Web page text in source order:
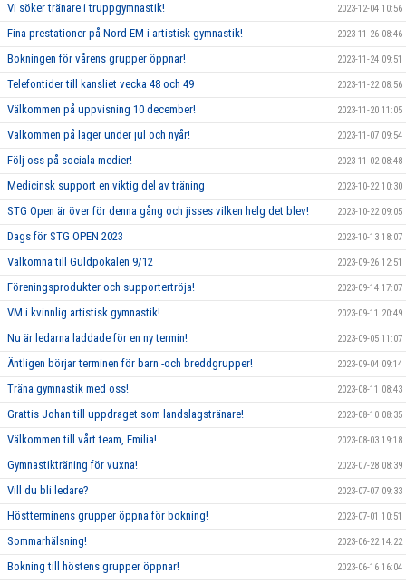
Vi söker tränare i truppgymnastik! 2023-12-04 10:56
Fina prestationer på Nord-EM i artistisk gymnastik! 2023-11-26 08:46
Bokningen för vårens grupper öppnar! 2023-11-24 09:51
Telefontider till kansliet vecka 48 och 49 2023-11-22 08:56
Välkommen på uppvisning 10 december! 2023-11-20 11:05
Välkommen på läger under jul och nyår! 2023-11-07 09:54
Följ oss på sociala medier! 2023-11-02 08:48
Medicinsk support en viktig del av träning 2023-10-22 10:30
STG Open är över för denna gång och jisses vilken helg det blev! 2023-10-22 09:05
Dags för STG OPEN 2023 2023-10-13 18:07
Välkomna till Guldpokalen 9/12 2023-09-26 12:51
Föreningsprodukter och supportertröja! 2023-09-14 17:07
VM i kvinnlig artistisk gymnastik! 2023-09-11 20:49
Nu är ledarna laddade för en ny termin! 2023-09-05 11:07
Äntligen börjar terminen för barn -och breddgrupper! 2023-09-04 09:14
Träna gymnastik med oss! 2023-08-11 08:43
Grattis Johan till uppdraget som landslagstränare! 2023-08-10 08:35
Välkommen till vårt team, Emilia! 2023-08-03 19:18
Gymnastikträning för vuxna! 2023-07-28 08:39
Vill du bli ledare? 2023-07-07 09:33
Höstterminens grupper öppna för bokning! 2023-07-01 10:51
Sommarhälsning! 2023-06-22 14:22
Bokning till höstens grupper öppnar! 2023-06-16 16:04